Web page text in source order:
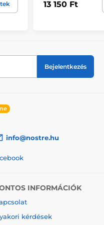
előnézet. Minden
áll.
ezért
gyerekszobában is –
13 150 Ft
Bejelentkezés
info@nostre.hu
INFORMÁCIÓK
kérdések